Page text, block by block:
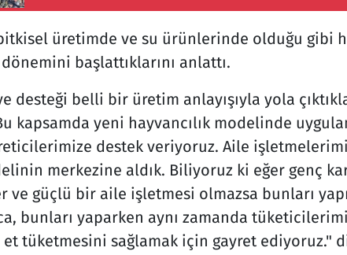
üretimde ve su ürünlerinde olduğu gibi
başlattıklarını anlattı.
desteği belli bir üretim anlayışıyla yola
kapsamda yeni hayvancılık modelinde
destek veriyoruz. Aile
merkezine aldık. Biliyoruz ki eğer genç
ve güçlü bir aile işletmesi olmazsa bunları
bunları yaparken aynı zamanda
et tüketmesini sağlamak için gayret ediyoruz."